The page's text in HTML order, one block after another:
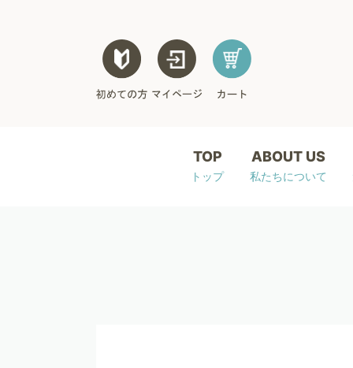
TOP
トップ
ABOUT US
私たちについて